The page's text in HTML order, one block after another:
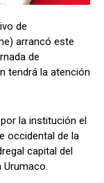
de
arrancó este
de
tendrá la atención
la institución el
occidental de la
capital del
Urumaco.